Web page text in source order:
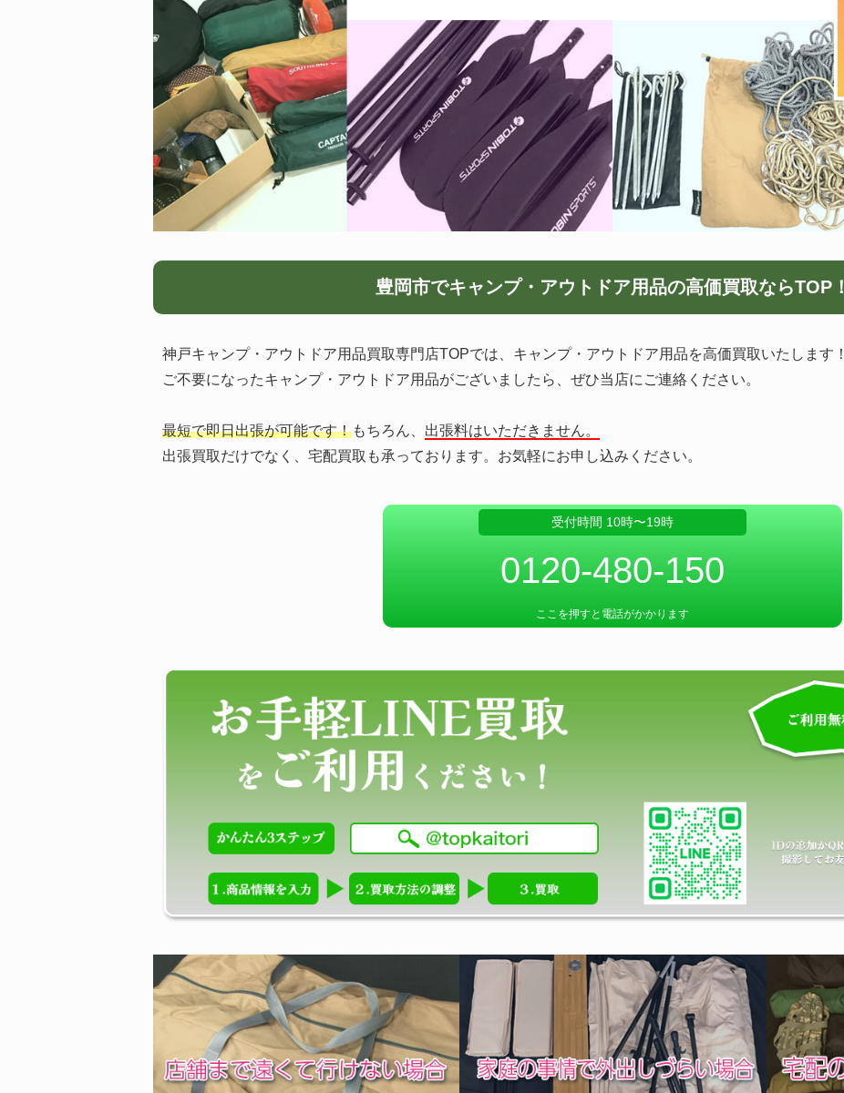
豊岡市でキャンプ・アウトドア用品の高価買取ならTOP！
神戸キャンプ・アウトドア用品買取専門店TOPでは、キャンプ・アウトドア用品を高価買取いたします！
ご不要になったキャンプ・アウトドア用品がございましたら、ぜひ当店にご連絡ください。
最短で即日出張が可能です！もちろん、 出張料はいただきません。
出張買取だけでなく、宅配買取も承っております。お気軽にお申し込みください。
受付時間 10時〜19時
0120-480-150
ここを押すと電話がかかります